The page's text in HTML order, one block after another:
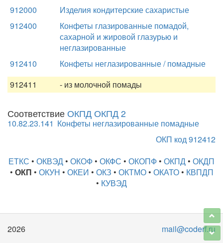
912000
Изделия кондитерские сахаристые
912400
Конфеты глазированные помадой,
сахарной и жировой глазурью и
неглазированные
912410
Конфеты неглазированные / помадные
912411
- из молочной помады
Соответствие ОКПД ОКПД 2
10.82.23.141 Конфеты неглазированные помадные
ОКП код 912412
ЕТКС • ОКВЭД • ОКОФ • ОКФС • ОКОПФ • ОКПД • ОКДП
• ОКП • ОКУН • ОКЕИ • ОКЗ • ОКТМО• ОКАТО• КВПДП
• КУВЭД
2026 mail@coderf.ru